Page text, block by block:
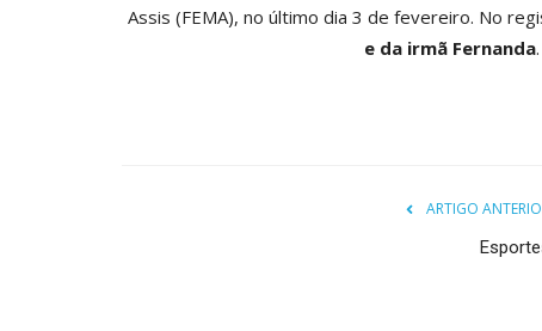
Assis (FEMA), no último dia 3 de fevereiro. No
e da irmã Fernanda
ARTIGO